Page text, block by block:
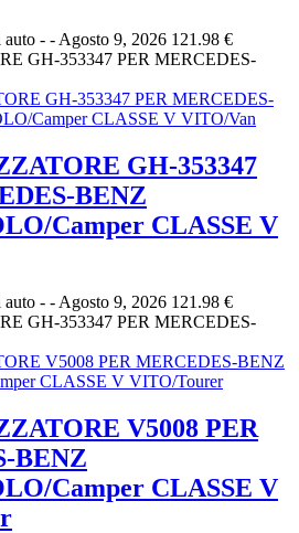
auto - - Agosto 9, 2026 121.98 €
GH-353347 PER MERCEDES-
GH-353347
BENZ
Camper CLASSE V
auto - - Agosto 9, 2026 121.98 €
GH-353347 PER MERCEDES-
V5008 PER
BENZ
Camper CLASSE V